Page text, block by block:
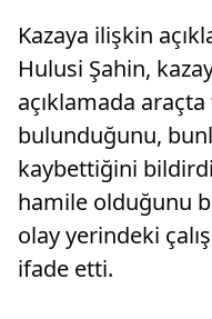
Kazaya ilişkin
Hulusi Şahin,
açıklamada
bulunduğunu,
kaybettiğini
hamile olduğunu
olay yerindeki
ifade etti.